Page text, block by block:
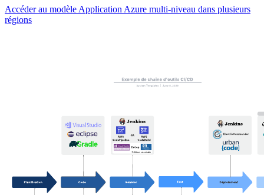
Accéder au modèle Application Azure multi-niveau dans plusieurs
régions